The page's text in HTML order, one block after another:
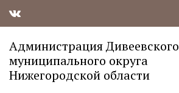
Администрация Дивеевского
муниципального округа
Нижегородской области